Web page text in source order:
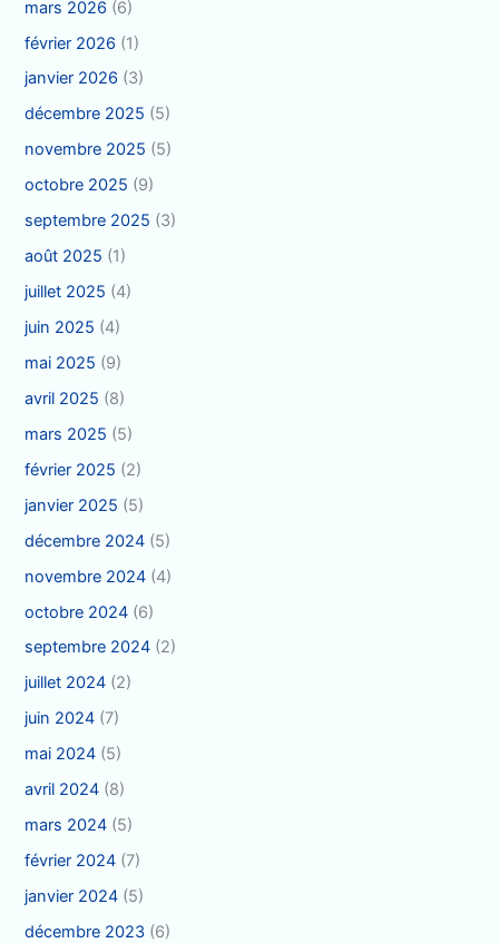
mars 2026 (6)
février 2026 (1)
janvier 2026 (3)
décembre 2025 (5)
novembre 2025 (5)
octobre 2025 (9)
septembre 2025 (3)
août 2025 (1)
juillet 2025 (4)
juin 2025 (4)
mai 2025 (9)
avril 2025 (8)
mars 2025 (5)
février 2025 (2)
janvier 2025 (5)
décembre 2024 (5)
novembre 2024 (4)
octobre 2024 (6)
septembre 2024 (2)
juillet 2024 (2)
juin 2024 (7)
mai 2024 (5)
avril 2024 (8)
mars 2024 (5)
février 2024 (7)
janvier 2024 (5)
décembre 2023 (6)